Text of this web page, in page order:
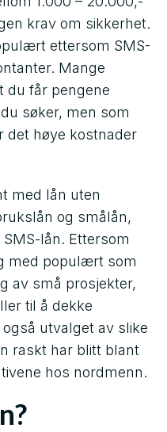
for
tilbyr
en
utstede
eller
til når det
i Norge.
fra
du velger
praktiske
låneagenter
det enkelt å
vilkår
tilbud
vilkårene er
vurdering
krav om sikkerhet.
ettersom SMS-
Mange
du får pengene
søker, men som
det høye kostnader
med lån uten
og smålån,
lån. Ettersom
med populært som
av små prosjekter,
til å dekke
utvalget av slike
raskt har blitt blant
hos nordmenn.